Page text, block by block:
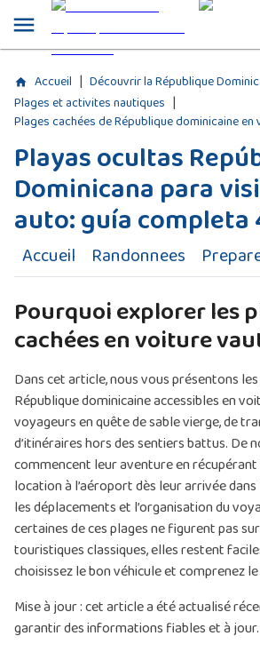
Accueil | Découvrir la République
Plages et activites nautiques |
Plages cachées de République dominicaine en
Playas ocultas
Dominicana para
auto: guía completa
Accueil Randonnees
Pourquoi explorer les
cachées en voiture
Dans cet article, nous vous présentons
République dominicaine accessibles en
voyageurs en quête de sable vierge, de
d’itinéraires hors des sentiers battus. De
commencent leur aventure en
location à l’aéroport dès leur arrivée
les déplacements et l’organisation du
certaines de ces plages ne figurent pas
touristiques classiques, elles restent
choisissez le bon véhicule et comprenez le
Mise à jour : cet article a été actualisé
garantir des informations fiables et à jour.